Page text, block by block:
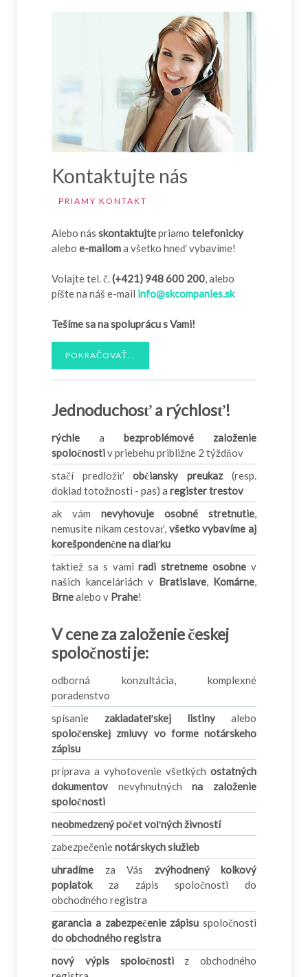
Kontaktujte nás
PRIAMY KONTAKT
Alebo nás skontaktujtepriamo telefonicky
alebo e-mailoma všetko hneď vybavíme!
Volajte tel. č.(+421) 948 600 200, alebo
píšte na náš e-mail info@skcompanies.sk
Tešíme sa na spoluprácu s Vami!
POKRAČOVAŤ...
Jednoduchosť a rýchlosť!
rýchle a bezproblémové založenie
spoločnostiv priebehu približne 2 týždňov
stačí predložiť občiansky preukaz(resp.
doklad totožnosti - pas) a register trestov
ak vám nevyhovuje osobné stretnutie,
nemusíte nikam cestovať, všetko vybavíme aj
korešpondenčne na diaľku
taktiež sa s vamiradi stretneme osobne v
našich kanceláriách v Bratislave, Komárne,
Brnealebo v Prahe!
V cene za založenie českej
spoločnosti je:
odborná konzultácia, komplexné
poradenstvo
spísanie zakladateľskej listiny alebo
spoločenskej zmluvy vo forme notárskeho
zápisu
príprava a vyhotovenie všetkých ostatných
dokumentov nevyhnutnýchna založenie
spoločnosti
neobmedzený počet voľných živností
zabezpečenienotárskych služieb
uhradíme za Vás zvýhodnený kolkový
poplatokza zápis spoločnosti do
obchodného registra
garancia a zabezpečenie zápisu spoločnosti
do obchodného registra
nový výpis spoločnostiz obchodného